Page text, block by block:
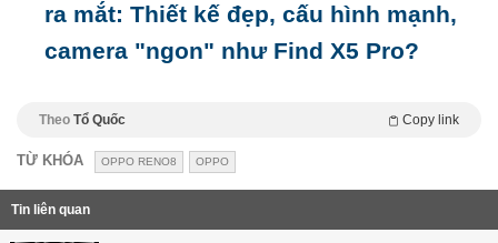
ra mắt: Thiết kế đẹp, cấu hình mạnh,
camera "ngon" như Find X5 Pro?
Theo Tổ Quốc Copy link
TỪ KHÓA OPPO RENO8 OPPO
Tin liên quan